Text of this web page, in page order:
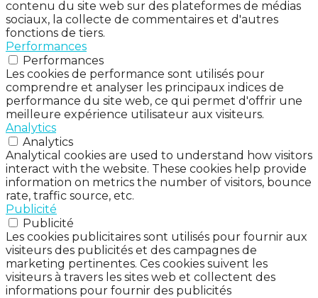
contenu du site web sur des plateformes de médias
sociaux, la collecte de commentaires et d'autres
fonctions de tiers.
Performances
Performances
Les cookies de performance sont utilisés pour
comprendre et analyser les principaux indices de
performance du site web, ce qui permet d'offrir une
meilleure expérience utilisateur aux visiteurs.
Analytics
Analytics
Analytical cookies are used to understand how visitors
interact with the website. These cookies help provide
information on metrics the number of visitors, bounce
rate, traffic source, etc.
Publicité
Publicité
Les cookies publicitaires sont utilisés pour fournir aux
visiteurs des publicités et des campagnes de
marketing pertinentes. Ces cookies suivent les
visiteurs à travers les sites web et collectent des
informations pour fournir des publicités